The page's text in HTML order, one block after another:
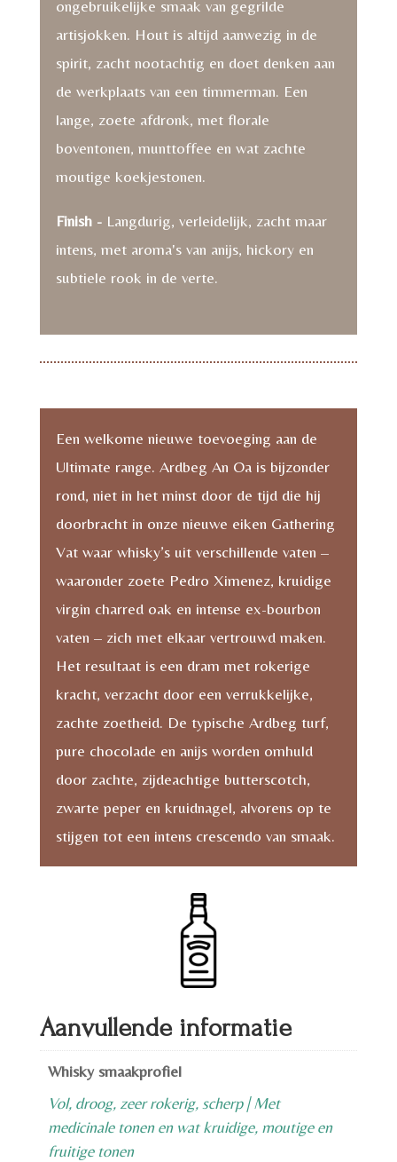
ongebruikelijke smaak van gegrilde
artisjokken. Hout is altijd aanwezig in de
spirit, zacht nootachtig en doet denken aan
de werkplaats van een timmerman. Een
lange, zoete afdronk, met florale
boventonen, munttoffee en wat zachte
moutige koekjestonen.
Finish - Langdurig, verleidelijk, zacht maar
intens, met aroma's van anijs, hickory en
subtiele rook in de verte.
Een welkome nieuwe toevoeging aan de
Ultimate range. Ardbeg An Oa is bijzonder
rond, niet in het minst door de tijd die hij
doorbracht in onze nieuwe eiken Gathering
Vat waar whisky’s uit verschillende vaten –
waaronder zoete Pedro Ximenez, kruidige
virgin charred oak en intense ex-bourbon
vaten – zich met elkaar vertrouwd maken.
Het resultaat is een dram met rokerige
kracht, verzacht door een verrukkelijke,
zachte zoetheid. De typische Ardbeg turf,
pure chocolade en anijs worden omhuld
door zachte, zijdeachtige butterscotch,
zwarte peper en kruidnagel, alvorens op te
stijgen tot een intens crescendo van smaak.
Aanvullende informatie
Whisky smaakprofiel
Vol, droog, zeer rokerig, scherp | Met
medicinale tonen en wat kruidige, moutige en
fruitige tonen